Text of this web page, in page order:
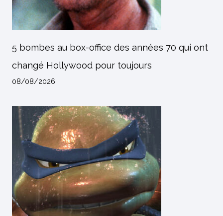
5 bombes au box-office des années 70 qui ont
changé Hollywood pour toujours
08/08/2026